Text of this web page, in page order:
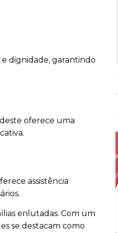
dignidade, garantindo
oferece uma
assistência
enlutadas. Com um
se destacam como